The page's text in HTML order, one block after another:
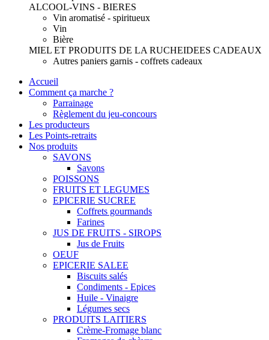
ALCOOL-VINS - BIERES
Vin aromatisé - spiritueux
Vin
Bière
MIEL ET PRODUITS DE LA RUCHEIDEES CADEAUX
Autres paniers garnis - coffrets cadeaux
Accueil
Comment ça marche ?
Parrainage
Règlement du jeu-concours
Les producteurs
Les Points-retraits
Nos produits
SAVONS
Savons
POISSONS
FRUITS ET LEGUMES
EPICERIE SUCREE
Coffrets gourmands
Farines
JUS DE FRUITS - SIROPS
Jus de Fruits
OEUF
EPICERIE SALEE
Biscuits salés
Condiments - Epices
Huile - Vinaigre
Légumes secs
PRODUITS LAITIERS
Crème-Fromage blanc